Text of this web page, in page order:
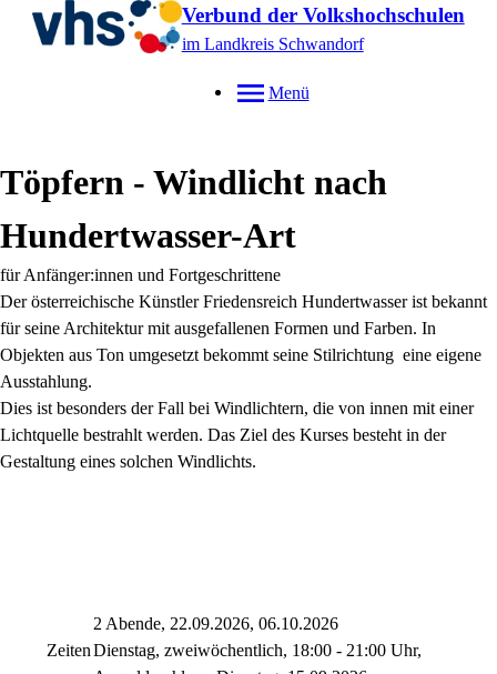
Verbund der Volkshochschulen
im Landkreis Schwandorf
Menü
Töpfern - Windlicht nach
Hundertwasser-Art
für Anfänger:innen und Fortgeschrittene
Der österreichische Künstler Friedensreich Hundertwasser ist bekannt
für seine Architektur mit ausgefallenen Formen und Farben. In
Objekten aus Ton umgesetzt bekommt seine Stilrichtung eine eigene
Ausstahlung.
Dies ist besonders der Fall bei Windlichtern, die von innen mit einer
Lichtquelle bestrahlt werden. Das Ziel des Kurses besteht in der
Gestaltung eines solchen Windlichts.
Zeiten
2 Abende, 22.09.2026, 06.10.2026
Dienstag, zweiwöchentlich, 18:00 - 21:00 Uhr,